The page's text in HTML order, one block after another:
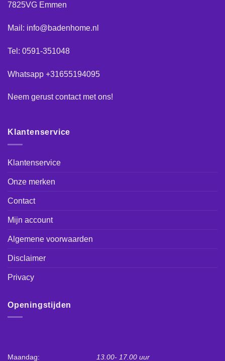
7825VG Emmen
Mail: info@badenhome.nl
Tel: 0591-351048
Whatsapp +31655194095
Neem gerustcontactmet ons!
Klantenservice
Klantenservice
Onze merken
Contact
Mijn account
Algemene voorwaarden
Disclaimer
Privacy
Openingstijden
Maandag: 13.00- 17.00 uur